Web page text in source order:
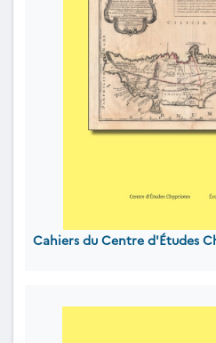
Cahiers du Centre d'Études